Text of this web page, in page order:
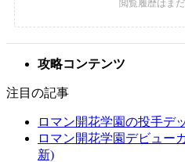
攻略コンテンツ
注目の記事
ロマン開花学園の投手デ
ロマン開花学園デビュー
新)